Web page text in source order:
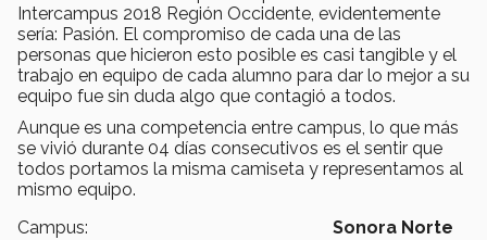
Intercampus 2018 Región Occidente, evidentemente
sería: Pasión. El compromiso de cada una de las
personas que hicieron esto posible es casi tangible y el
trabajo en equipo de cada alumno para dar lo mejor a su
equipo fue sin duda algo que contagió a todos.
Aunque es una competencia entre campus, lo que más
se vivió durante 04 días consecutivos es el sentir que
todos portamos la misma camiseta y representamos al
mismo equipo.
Campus:
Sonora Norte